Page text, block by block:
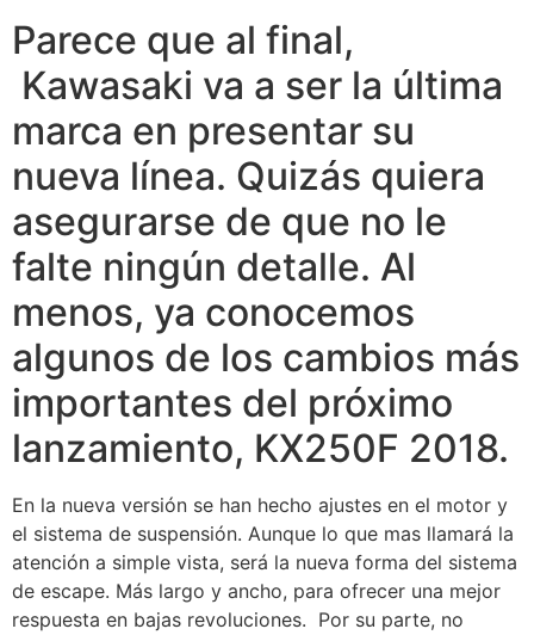
Parece que al final,
Kawasaki va a ser la última
marca en presentar su
nueva línea. Quizás quiera
asegurarse de que no le
falte ningún detalle. Al
menos, ya conocemos
algunos de los cambios más
importantes del próximo
lanzamiento, KX250F 2018.
En la nueva versión se han hecho ajustes en el motor y
el sistema de suspensión. Aunque lo que mas llamará la
atención a simple vista, será la nueva forma del sistema
de escape. Más largo y ancho, para ofrecer una mejor
respuesta en bajas revoluciones. Por su parte, no